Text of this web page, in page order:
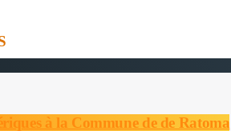
à la Commune de de Ratoma